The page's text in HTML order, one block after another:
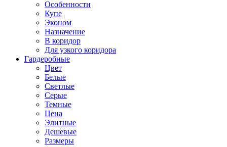
Особенности
Купе
Эконом
Назначение
В коридор
Для узкого коридора
Гардеробные
Цвет
Белые
Светлые
Серые
Темные
Цена
Элитные
Дешевые
Размеры